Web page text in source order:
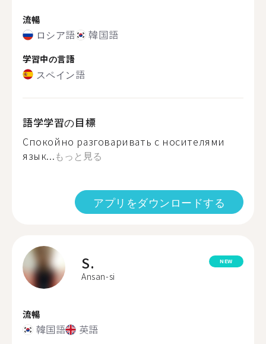
流暢
ロシア語 韓国語
学習中の言語
スペイン語
語学学習の目標
Спокойно разговаривать с носителями
язык...もっと見る
アプリをダウンロードする
S.
Ansan-si
NEW
流暢
韓国語 英語